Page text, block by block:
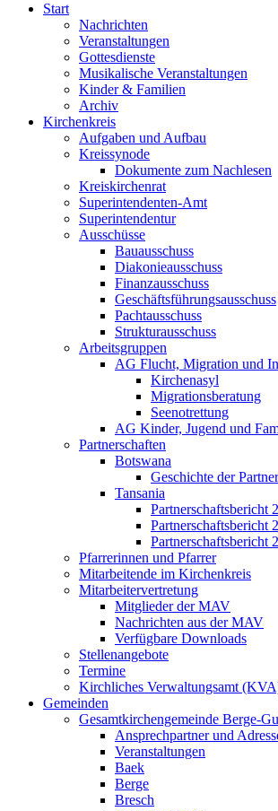
Start
Nachrichten
Veranstaltungen
Gottesdienste
Musikalische Veranstaltungen
Kinder & Familien
Archiv
Kirchenkreis
Aufgaben und Aufbau
Kreissynode
Dokumente zum Nachlesen
Kreiskirchenrat
Superintendenten-Amt
Superintendentur
Ausschüsse
Bauausschuss
Diakonieausschuss
Finanzausschuss
Geschäftsführungsausschuss
Pachtausschuss
Strukturausschuss
Arbeitsgruppen
AG Flucht, Migration und
Kirchenasyl
Migrationsberatung
Seenotrettung
AG Kinder, Jugend und
Partnerschaften
Botswana
Geschichte der
Tansania
Partnerschaftsbericht
Partnerschaftsbericht
Partnerschaftsbericht
Pfarrerinnen und Pfarrer
Mitarbeitende im Kirchenkreis
Mitarbeitervertretung
Mitglieder der MAV
Nachrichten aus der MAV
Verfügbare Downloads
Stellenangebote
Termine
Kirchliches Verwaltungsamt
Gemeinden
Gesamtkirchengemeinde Berge-
Ansprechpartner und
Veranstaltungen
Baek
Berge
Bresch